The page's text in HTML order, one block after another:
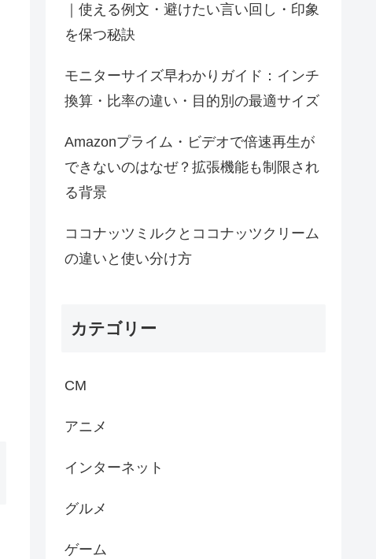
｜使える例文・避けたい言い回し・印象
を保つ秘訣
モニターサイズ早わかりガイド：インチ
換算・比率の違い・目的別の最適サイズ
Amazonプライム・ビデオで倍速再生が
できないのはなぜ？拡張機能も制限され
る背景
ココナッツミルクとココナッツクリーム
の違いと使い分け方
カテゴリー
CM
アニメ
インターネット
グルメ
ゲーム